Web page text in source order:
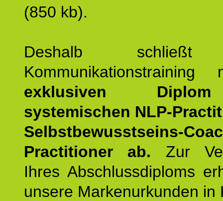
(850 kb).
Deshalb schließt
exklusiven
systemischen NLP-
Selbstbewusstseins-
Practitioner ab. Zur
Ihres Abschlussdiploms
unsere Markenurkunden in